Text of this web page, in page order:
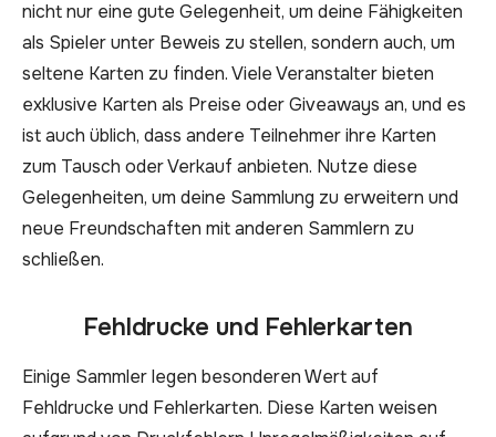
nicht nur eine gute Gelegenheit, um deine Fähigkeiten
als Spieler unter Beweis zu stellen, sondern auch, um
seltene Karten zu finden. Viele Veranstalter bieten
exklusive Karten als Preise oder Giveaways an, und es
ist auch üblich, dass andere Teilnehmer ihre Karten
zum Tausch oder Verkauf anbieten. Nutze diese
Gelegenheiten, um deine Sammlung zu erweitern und
neue Freundschaften mit anderen Sammlern zu
schließen.
Fehldrucke und Fehlerkarten
Einige Sammler legen besonderen Wert auf
Fehldrucke und Fehlerkarten. Diese Karten weisen